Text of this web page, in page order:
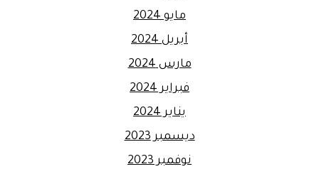
مايو 2024
أبريل 2024
مارس 2024
فبراير 2024
يناير 2024
ديسمبر 2023
نوفمبر 2023